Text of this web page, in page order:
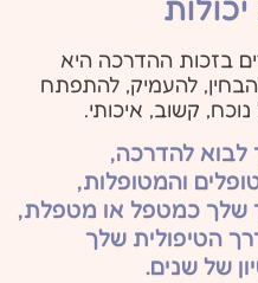
בזכות ההדרכה היא
להעמיק, להתפתח
קשוב, איכותי.
לבוא להדרכה,
והמטופלות,
שלך כמטפל או מטפלת,
הטיפולית שלך
של שנים.